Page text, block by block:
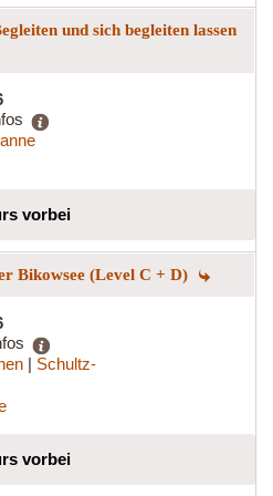
und sich begleiten lassen
vorbei
Bikowsee (Level C + D)
| Schultz-
vorbei